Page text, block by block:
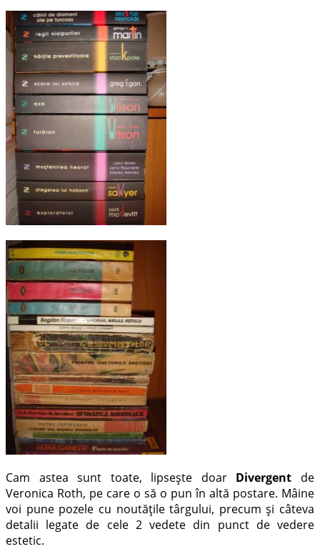
Cam astea sunt toate, lipsește doar Divergent de
Veronica Roth, pe care o să o pun în altă postare. Mâine
voi pune pozele cu noutățile târgului, precum și câteva
detalii legate de cele 2 vedete din punct de vedere
estetic.